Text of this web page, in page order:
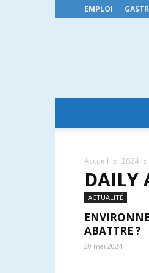
EMPLOI
Accueil 2024
DAILY
ACTUALITÉ
ABATTRE ?
20 mai 2024